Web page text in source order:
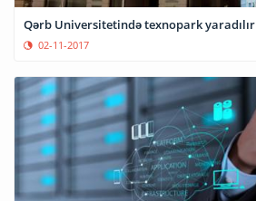
Qərb Universitetində texnopark yaradılır
02-11-2017